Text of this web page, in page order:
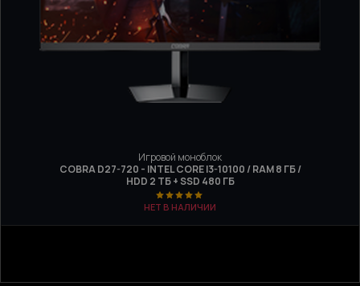
Игровой моноблок
COBRA D27-720 - INTEL CORE I3-10100 / RAM 8 ГБ /
HDD 2 ТБ + SSD 480 ГБ
НЕТ В НАЛИЧИИ